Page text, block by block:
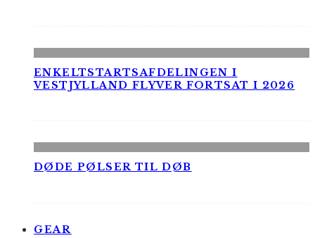
ENKELTSTARTSAFDELINGEN I
VESTJYLLAND FLYVER FORTSAT I 2026
DØDE PØLSER TIL DØB
GEAR